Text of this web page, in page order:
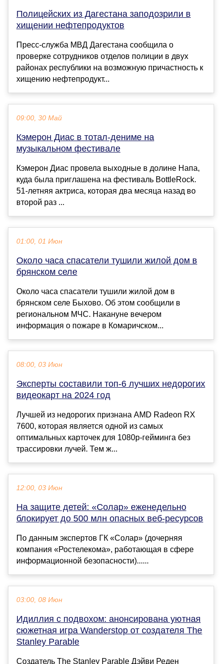
Полицейских из Дагестана заподозрили в
хищении нефтепродуктов
Пресс-служба МВД Дагестана сообщила о
проверке сотрудников отделов полиции в двух
районах республики на возможную причастность к
хищению нефтепродукт...
09:00, 30 Май
Кэмерон Диас в тотал-дениме на
музыкальном фестивале
Кэмерон Диас провела выходные в долине Напа,
куда была приглашена на фестиваль BottleRock.
51-летняя актриса, которая два месяца назад во
второй раз ...
01:00, 01 Июн
Около часа спасатели тушили жилой дом в
брянском селе
Около часа спасатели тушили жилой дом в
брянском селе Быхово. Об этом сообщили в
региональном МЧС. Накануне вечером
информация о пожаре в Комаричском...
08:00, 03 Июн
Эксперты составили топ-6 лучших недорогих
видеокарт на 2024 год
Лучшей из недорогих признана AMD Radeon RX
7600, которая является одной из самых
оптимальных карточек для 1080p-гейминга без
трассировки лучей. Тем ж...
12:00, 03 Июн
На защите детей: «Солар» еженедельно
блокирует до 500 млн опасных веб-ресурсов
По данным экспертов ГК «Солар» (дочерняя
компания «Ростелекома», работающая в сфере
информационной безопасности)......
03:00, 08 Июн
Идиллия с подвохом: анонсирована уютная
сюжетная игра Wanderstop от создателя The
Stanley Parable
Создатель The Stanley Parable Дэйви Реден